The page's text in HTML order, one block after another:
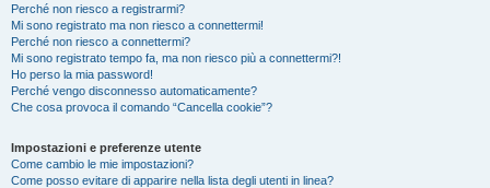
Perché non riesco a registrarmi?
Mi sono registrato ma non riesco a connettermi!
Perché non riesco a connettermi?
Mi sono registrato tempo fa, ma non riesco più a connettermi?!
Ho perso la mia password!
Perché vengo disconnesso automaticamente?
Che cosa provoca il comando “Cancella cookie”?
Impostazioni e preferenze utente
Come cambio le mie impostazioni?
Come posso evitare di apparire nella lista degli utenti in linea?